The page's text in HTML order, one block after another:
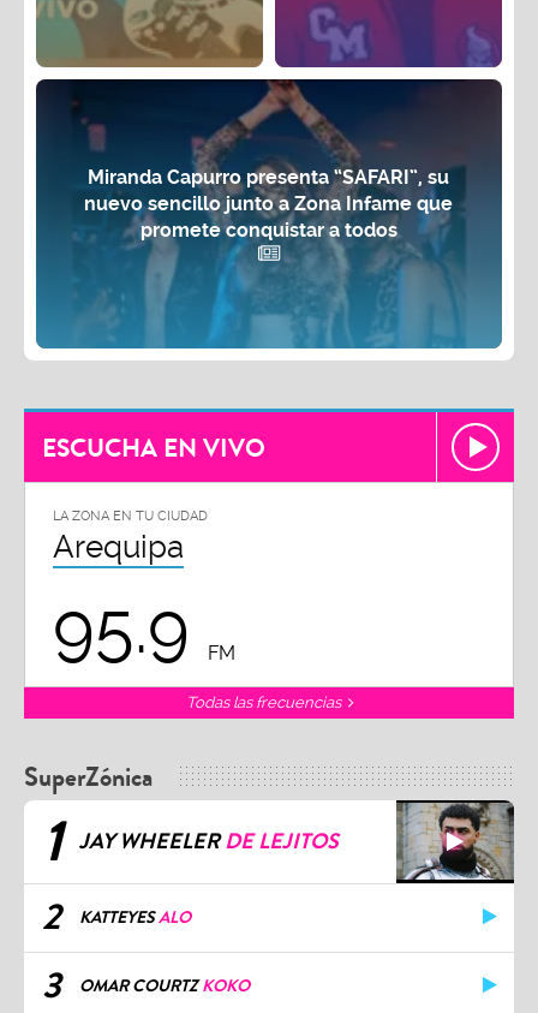
Miranda Capurro presenta “SAFARI”, su
nuevo sencillo junto a Zona Infame que
promete conquistar a todos
ESCUCHA EN VIVO
LA ZONA EN TU CIUDAD
Arequipa
95.9 FM
Todas las frecuencias
SuperZónica
1 JAY WHEELERDE LEJITOS
2 KATTEYESALO
3 OMAR COURTZKOKO